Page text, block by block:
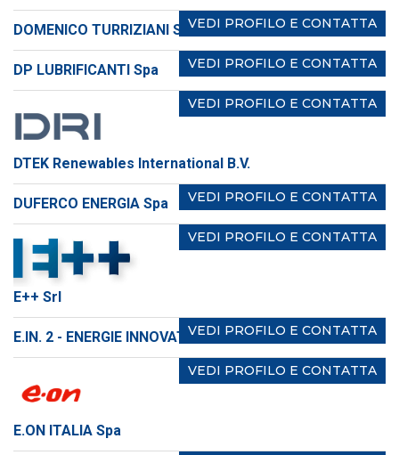
VEDI PROFILO E CONTATTA
DOMENICO TURRIZIANI Srl
VEDI PROFILO E CONTATTA
DP LUBRIFICANTI Spa
VEDI PROFILO E CONTATTA
DTEK Renewables International B.V.
VEDI PROFILO E CONTATTA
DUFERCO ENERGIA Spa
VEDI PROFILO E CONTATTA
E++ Srl
VEDI PROFILO E CONTATTA
E.IN. 2 - ENERGIE INNOVATIVE 2 Srl
VEDI PROFILO E CONTATTA
E.ON ITALIA Spa